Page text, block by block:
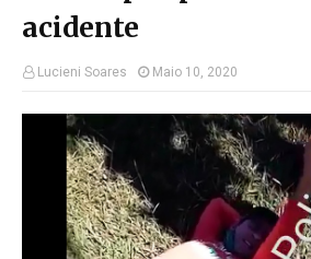
acidente
Lucieni Soares Maio 10, 2020